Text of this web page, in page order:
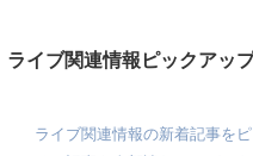
ライブ関連情報ピックアッ
ライブ関連情報の新着記事を